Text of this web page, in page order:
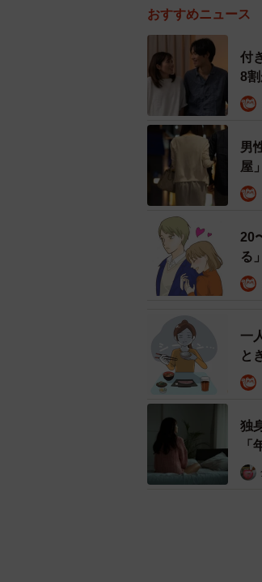
まず、女性回答者
か」と聞いたとこ
という結果になり
おすすめニュース
付
8
男
屋
20
る
一
と
独
「